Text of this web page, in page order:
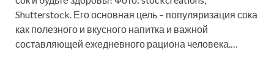
Shutterstock. Его основная цель – популяризация сока
как полезного и вкусного напитка и важной
составляющей ежедневного рациона человека.…